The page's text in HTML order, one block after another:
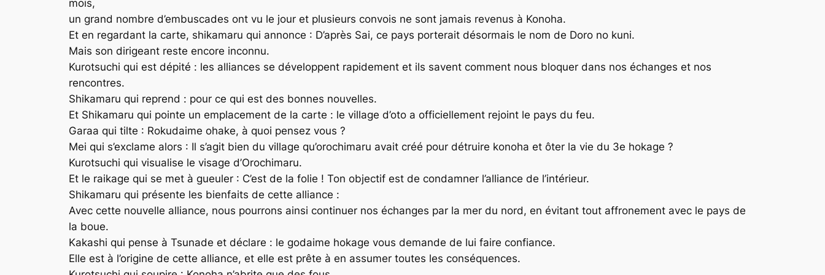
mois,
un grand nombre d’embuscades ont vu le jour et plusieurs convois ne sont jamais revenus à Konoha.
Et en regardant la carte, shikamaru qui annonce : D’après Sai, ce pays porterait désormais le nom de Doro no kuni.
Mais son dirigeant reste encore inconnu.
Kurotsuchi qui est dépité : les alliances se développent rapidement et ils savent comment nous bloquer dans nos échanges et nos
rencontres.
Shikamaru qui reprend : pour ce qui est des bonnes nouvelles.
Et Shikamaru qui pointe un emplacement de la carte : le village d’oto a officiellement rejoint le pays du feu.
Garaa qui tilte : Rokudaime ohake, à quoi pensez vous ?
Mei qui s’exclame alors : Il s’agit bien du village qu’orochimaru avait créé pour détruire konoha et ôter la vie du 3e hokage ?
Kurotsuchi qui visualise le visage d’Orochimaru.
Et le raikage qui se met à gueuler : C’est de la folie ! Ton objectif est de condamner l’alliance de l’intérieur.
Shikamaru qui présente les bienfaits de cette alliance :
Avec cette nouvelle alliance, nous pourrons ainsi continuer nos échanges par la mer du nord, en évitant tout affronement avec le pays de
la boue.
Kakashi qui pense à Tsunade et déclare : le godaime hokage vous demande de lui faire confiance.
Elle est à l’origine de cette alliance, et elle est prête à en assumer toutes les conséquences.